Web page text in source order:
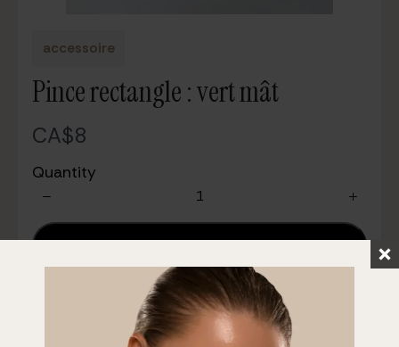
accessoire
Pince rectangle : vert mât
N
o
w
CA$8
Quantity
Add to Cart
Add to Cart